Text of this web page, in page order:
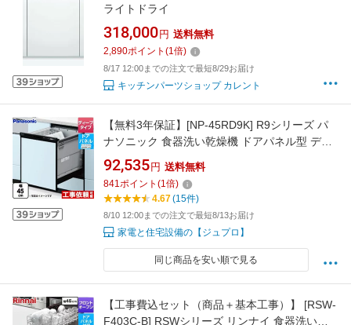
ライトドライ
318,000 円 送料無料
2,890ポイント (1倍)
8/17 12:00までの注文で最短8/29お届け
キッチンパーツショップ カレント
【無料3年保証】[NP-45RD9K] R9シリーズ パ
ナソニック 食器洗い乾燥機 ドアパネル型 ディ
ープタイプ 約6人分（44点） 運転コース：6コ
ース(低温・少量・標準・強力・予約・乾燥) ブ
ラック 【送料無料】
92,535 円 送料無料
841ポイント (1倍)
4.67(15件)
8/10 12:00までの注文で最短8/13お届け
家電と住宅設備の【ジュプロ】
同じ商品を安い順で見る
【工事費込セット（商品＋基本工事）】 [RSW-
F403C-B] RSWシリーズ リンナイ 食器洗い乾